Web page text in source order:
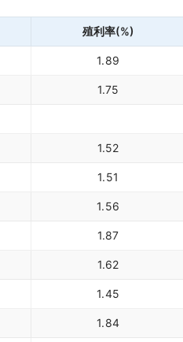
殖利率(%)
1.89
1.75
1.52
1.51
1.56
1.87
1.62
1.45
1.84